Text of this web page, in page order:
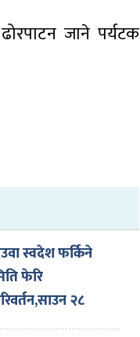
जाने पर्यटक
स्वदेश फर्किने
फेरि
२८
आउदै